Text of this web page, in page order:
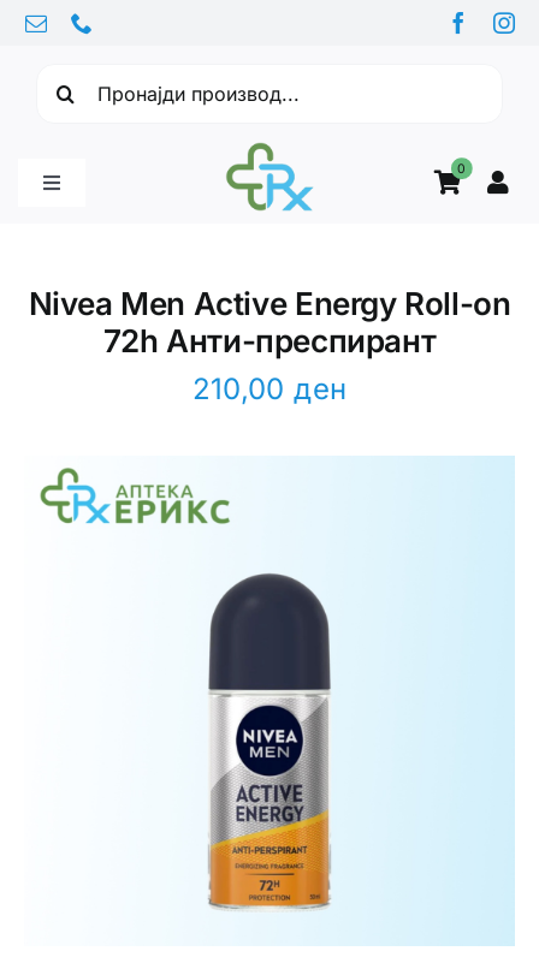
Skip
content
0
Toggle
Витамини
Здравствени проблеми
Nivea Men Active Energy Roll-on
72h Анти-преспирант
210,00ден